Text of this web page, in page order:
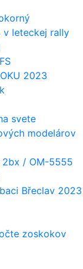
v leteckej rally
2023
svete
modelárov
2bx / OM-5555
Břeclav 2023
zoskokov